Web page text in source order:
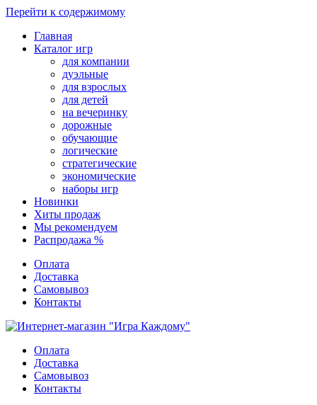
Перейти к содержимому
Главная
Каталог игр
для компании
дуэльные
для взрослых
для детей
на вечеринку
дорожные
обучающие
логические
стратегические
экономические
наборы игр
Новинки
Хиты продаж
Мы рекомендуем
Распродажа %
Оплата
Доставка
Самовывоз
Контакты
Оплата
Доставка
Самовывоз
Контакты